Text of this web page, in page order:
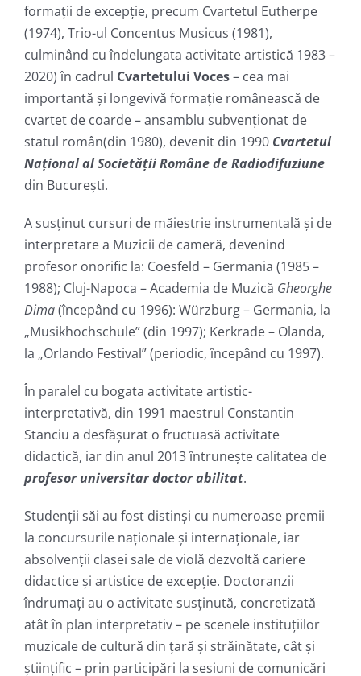
formații de excepție, precum Cvartetul Eutherpe
(1974), Trio-ul Concentus Musicus (1981),
culminând cu îndelungata activitate artistică 1983 –
2020) în cadrul Cvartetului Voces– cea mai
importantă și longevivă formaţie românească de
cvartet de coarde – ansamblu subvenţionat de
statul român(din 1980), devenit din 1990 Cvartetul
Naţional al Societăţii Române de Radiodifuziune
din Bucureşti.
A susţinut cursuri de măiestrie instrumentală şi de
interpretare a Muzicii de cameră, devenind
profesor onorific la: Coesfeld – Germania (1985 –
1988); Cluj-Napoca – Academia de Muzică Gheorghe
Dima(începând cu 1996): Würzburg – Germania, la
„Musikhochschule” (din 1997); Kerkrade – Olanda,
la „Orlando Festival” (periodic, începând cu 1997).
În paralel cu bogata activitate artistic-
interpretativă, din 1991 maestrul Constantin
Stanciu a desfășurat o fructuasă activitate
didactică, iar din anul 2013 întrunește calitatea de
profesor universitar doctor abilitat.
Studenții săi au fost distinși cu numeroase premii
la concursurile naționale și internaționale, iar
absolvenții clasei sale de violă dezvoltă cariere
didactice și artistice de excepție. Doctoranzii
îndrumați au o activitate susținută, concretizată
atât în plan interpretativ – pe scenele instituțiilor
muzicale de cultură din țară și străinătate, cât și
științific – prin participări la sesiuni de comunicări